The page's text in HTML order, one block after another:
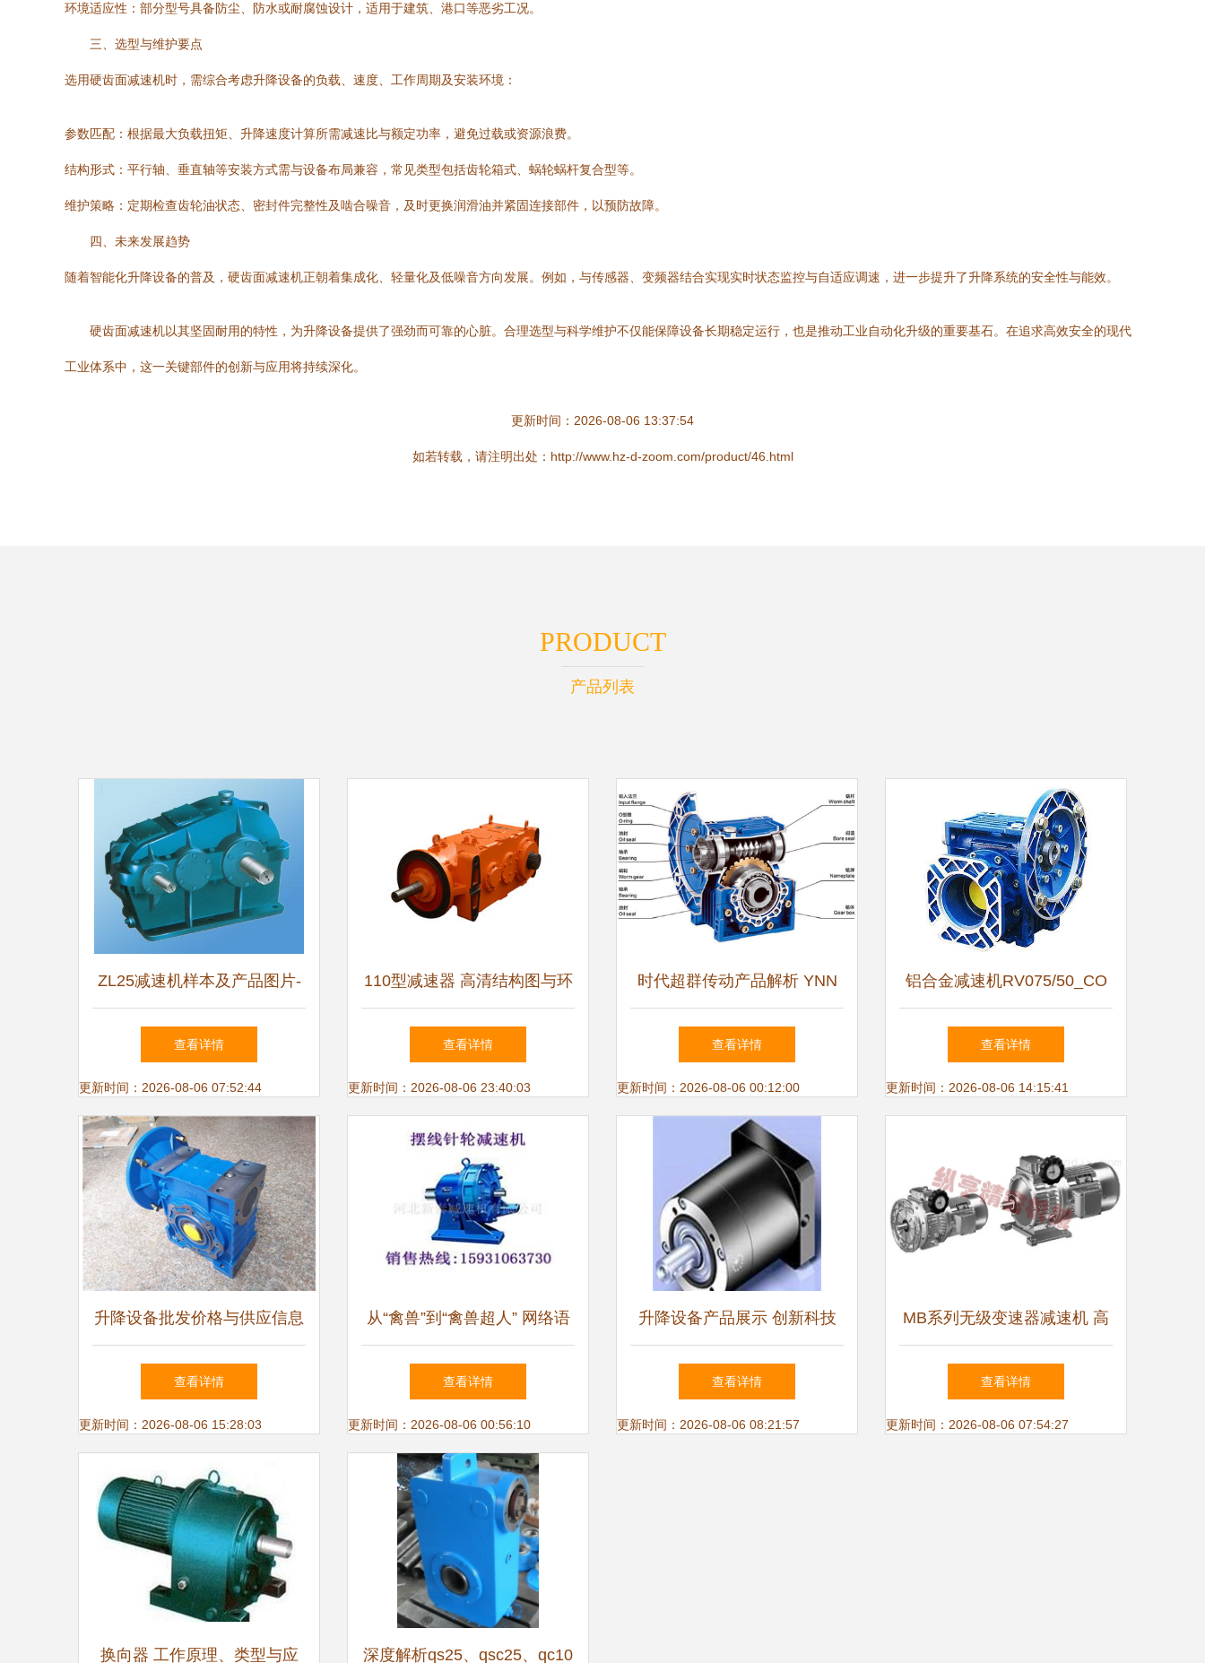
环境适应性：部分型号具备防尘、防水或耐腐蚀设计，适用于建筑、港口等恶劣工况。
三、选型与维护要点
选用硬齿面减速机时，需综合考虑升降设备的负载、速度、工作周期及安装环境：
参数匹配：根据最大负载扭矩、升降速度计算所需减速比与额定功率，避免过载或资源浪费。
结构形式：平行轴、垂直轴等安装方式需与设备布局兼容，常见类型包括齿轮箱式、蜗轮蜗杆复合型等。
维护策略：定期检查齿轮油状态、密封件完整性及啮合噪音，及时更换润滑油并紧固连接部件，以预防故障。
四、未来发展趋势
随着智能化升降设备的普及，硬齿面减速机正朝着集成化、轻量化及低噪音方向发展。例如，与传感器、变频器结合实现实时状态监控与自适应调速，进一步提升了升降系统的安全性与能效。
硬齿面减速机以其坚固耐用的特性，为升降设备提供了强劲而可靠的心脏。合理选型与科学维护不仅能保障设备长期稳定运行，也是推动工业自动化升级的重要基石。在追求高效安全的现代
工业体系中，这一关键部件的创新与应用将持续深化。
更新时间：2026-08-06 13:37:54
如若转载，请注明出处：http://www.hz-d-zoom.com/product/46.html
PRODUCT
产品列表
ZL25减速机样本及产品图片-
机电商情网电子样本库
查看详情
更新时间：2026-08-06 07:52:44
110型减速器 高清结构图与环
保工业应用解析
查看详情
更新时间：2026-08-06 23:40:03
时代超群传动产品解析 YNN
换向器及其在减速器中的应用
查看详情
更新时间：2026-08-06 00:12:00
铝合金减速机RV075/50_CO
在土木工程领域的应用优势与
换向器技术解析
查看详情
更新时间：2026-08-06 14:15:41
升降设备批发价格与供应信息
解析
查看详情
更新时间：2026-08-06 15:28:03
从“禽兽”到“禽兽超人” 网络语
境下的语义演变与行业信息整
合
查看详情
更新时间：2026-08-06 00:56:10
升降设备产品展示 创新科技
与卓越性能的融合
查看详情
更新时间：2026-08-06 08:21:57
MB系列无级变速器减速机 高
精度传动的核心解决方案
查看详情
更新时间：2026-08-06 07:54:27
换向器 工作原理、类型与应 深度解析qs25、qsc25、qc10